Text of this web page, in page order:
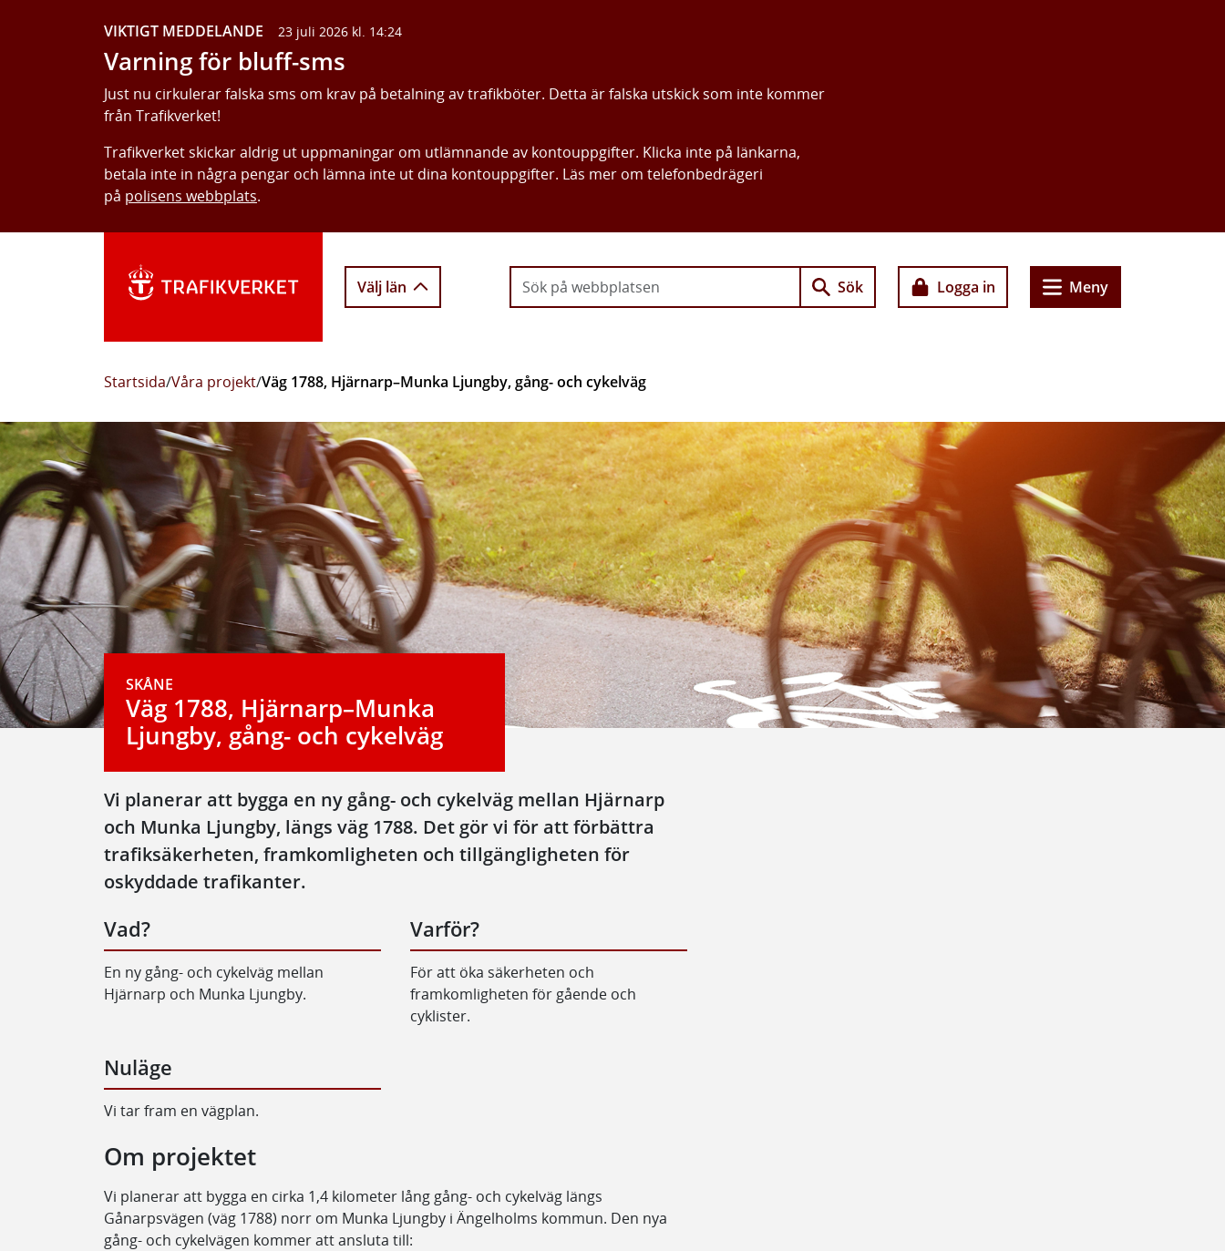
VIKTIGT MEDDELANDE 23 juli 2026 kl. 14:24
Varning för bluff-sms
Just nu cirkulerar falska sms om krav på betalning av trafikböter. Detta är falska utskick som inte kommer
från Trafikverket!
Trafikverket skickar aldrig ut uppmaningar om utlämnande av kontouppgifter. Klicka inte på länkarna,
betala inte in några pengar och lämna inte ut dina kontouppgifter. Läs mer om telefonbedrägeri
på polisens webbplats.
Välj län Sök Logga in Meny
Startsida/Våra projekt/Väg 1788, Hjärnarp–Munka Ljungby, gång- och cykelväg
SKÅNE
Väg 1788, Hjärnarp–Munka
Ljungby, gång- och cykelväg
Vi planerar att bygga en ny gång- och cykelväg mellan Hjärnarp
och Munka Ljungby, längs väg 1788. Det gör vi för att förbättra
trafiksäkerheten, framkomligheten och tillgängligheten för
oskyddade trafikanter.
Vad?
En ny gång- och cykelväg mellan
Hjärnarp och Munka Ljungby.
Varför?
För att öka säkerheten och
framkomligheten för gående och
cyklister.
Nuläge
Vi tar fram en vägplan.
Om projektet
Vi planerar att bygga en cirka 1,4 kilometer lång gång- och cykelväg längs
Gånarpsvägen (väg 1788) norr om Munka Ljungby i Ängelholms kommun. Den nya
gång- och cykelvägen kommer att ansluta till: